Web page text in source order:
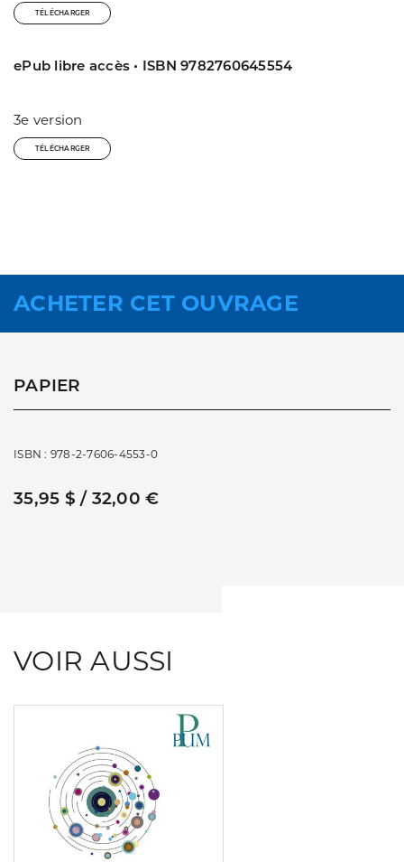
TÉLÉCHARGER
ePub libre accès • ISBN 9782760645554
3e version
TÉLÉCHARGER
ACHETER CET OUVRAGE
PAPIER
ISBN : 978-2-7606-4553-0
35,95 $ / 32,00 €
VOIR AUSSI